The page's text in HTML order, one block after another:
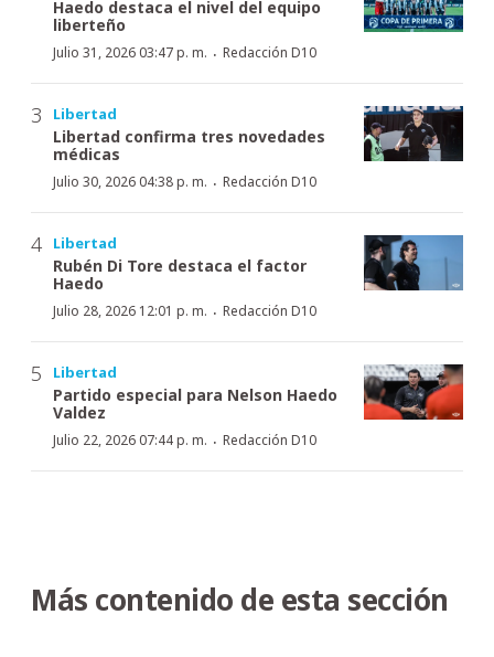
Haedo destaca el nivel del equipo
liberteño
Julio 31, 2026 03:47 p. m. · Redacción D10
Libertad
Libertad confirma tres novedades
médicas
Julio 30, 2026 04:38 p. m. · Redacción D10
Libertad
Rubén Di Tore destaca el factor
Haedo
Julio 28, 2026 12:01 p. m. · Redacción D10
Libertad
Partido especial para Nelson Haedo
Valdez
Julio 22, 2026 07:44 p. m. · Redacción D10
Más contenido de esta sección